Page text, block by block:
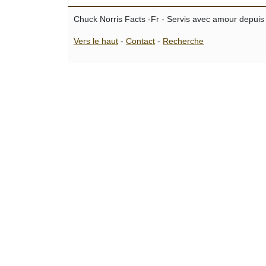
Chuck Norris Facts -Fr - Servis avec amour
Vers le haut - Contact - Recherche